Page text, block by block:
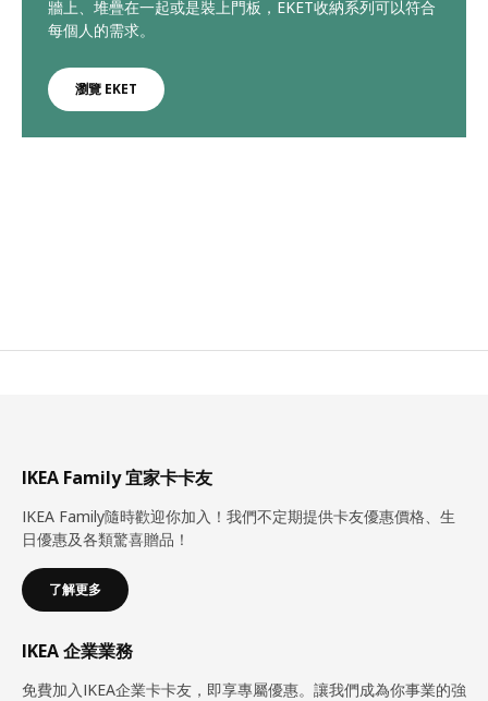
牆上、堆疊在一起或是裝上門板，EKET收納系列可以符合
每個人的需求。
瀏覽 EKET
IKEA Family 宜家卡卡友
IKEA Family隨時歡迎你加入！我們不定期提供卡友優惠價格、生
日優惠及各類驚喜贈品！
了解更多
IKEA 企業業務
免費加入IKEA企業卡卡友，即享專屬優惠。讓我們成為你事業的強